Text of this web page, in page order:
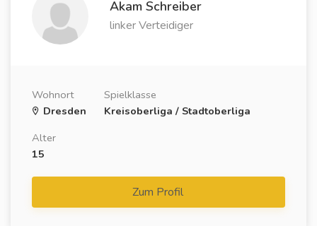
Akam Schreiber
linker Verteidiger
Wohnort
Dresden
Spielklasse
Kreisoberliga / Stadtoberliga
Alter
15
Zum Profil